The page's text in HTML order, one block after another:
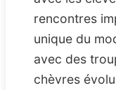
rencontres
unique du
avec des
chèvres